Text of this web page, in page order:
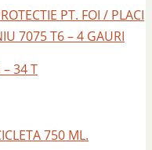
PT. FOI / PLACI
7075 T6 – 4 GAURI
– 34 T
750 ML.